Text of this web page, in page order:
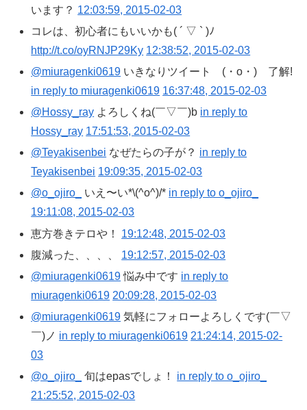
います？ 12:03:59, 2015-02-03
コレは、初心者にもいいかも( ´ ▽ ` )ﾉ
http://t.co/oyRNJP29Ky 12:38:52, 2015-02-03
@miuragenki0619 いきなりツイート (・o・)ゞ了解!
in reply to miuragenki0619 16:37:48, 2015-02-03
@Hossy_ray よろしくね(￣▽￣)b in reply to
Hossy_ray 17:51:53, 2015-02-03
@Teyakisenbei なぜたらの子が？ in reply to
Teyakisenbei 19:09:35, 2015-02-03
@o_ojiro_
いえ〜い*\(^o^)/* in reply to o_ojiro_
19:11:08, 2015-02-03
恵方巻きテロや！ 19:12:48, 2015-02-03
腹減った、、、、 19:12:57, 2015-02-03
@miuragenki0619悩み中です in reply to
miuragenki0619 20:09:28, 2015-02-03
@miuragenki0619 気軽にフォローよろしくです(￣▽
￣)ノ in reply to miuragenki0619 21:24:14, 2015-02-
03
@o_ojiro_
旬はepasでしょ！ in reply to o_ojiro_
21:25:52, 2015-02-03